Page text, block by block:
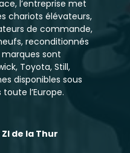
l’entreprise met
chariots élévateurs,
de commande,
reconditionnés
marques sont
Toyota, Still,
disponibles sous
l’Europe.
de la Thur